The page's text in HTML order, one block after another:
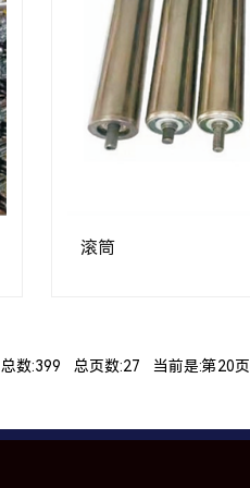
滚筒
总数:399 总页数:27 当前是:第20页